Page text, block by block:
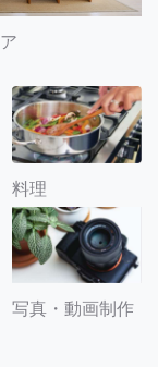
料理
写真・動画制作